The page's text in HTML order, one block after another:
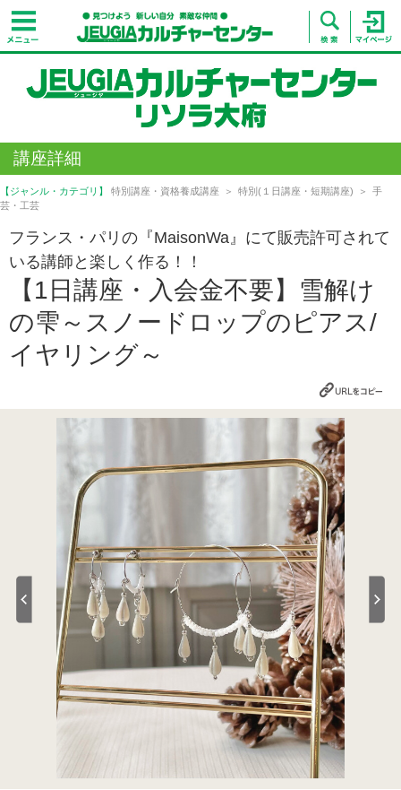
講座詳細
【ジャンル・カテゴリ】 特別講座・資格養成講座 特別(１日講座・短期講座)
手
芸・工芸
フランス・パリの『MaisonWa』にて販売許可されて
いる講師と楽しく作る！！
【1日講座・入会金不要】雪解け
の雫～スノードロップのピアス/
イヤリング～